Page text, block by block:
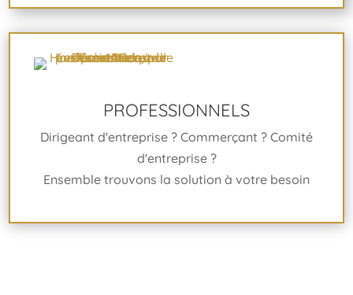
PROFESSIONNELS
Dirigeant d'entreprise ? Commerçant ? Comité
d'entreprise ?
Ensemble trouvons la solution à votre besoin